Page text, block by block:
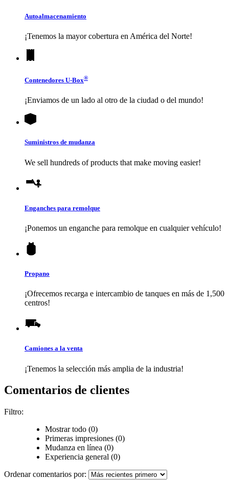
Autoalmacenamiento
¡Tenemos la mayor cobertura en América del Norte!
Contenedores U-Box®
¡Enviamos de un lado al otro de la ciudad o del mundo!
Suministros de mudanza
We sell hundreds of products that make moving easier!
Enganches para remolque
¡Ponemos un enganche para remolque en cualquier vehículo!
Propano
¡Ofrecemos recarga e intercambio de tanques en más de 1,500
centros!
Camiones a la venta
¡Tenemos la selección más amplia de la industria!
Comentarios de clientes
Filtro:
Mostrar todo (0)
Primeras impresiones (0)
Mudanza en línea (0)
Experiencia general (0)
Ordenar comentarios por: